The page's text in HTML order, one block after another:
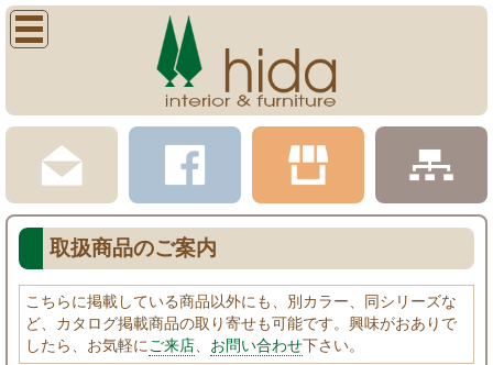
取扱商品のご案内
こちらに掲載している商品以外にも、別カラー、同シリーズな
ど、カタログ掲載商品の取り寄せも可能です。興味がおありで
したら、お気軽にご来店、 お問い合わせ下さい。